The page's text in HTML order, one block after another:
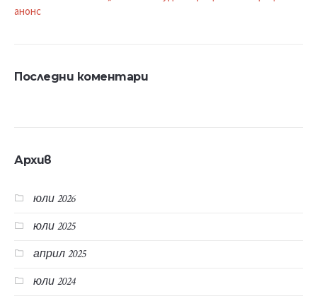
анонс
Последни коментари
Архив
юли 2026
юли 2025
април 2025
юли 2024